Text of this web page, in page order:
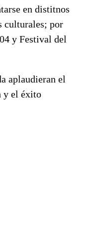
en distitnos
culturales; por
y Festival del
aplaudieran el
y el éxito